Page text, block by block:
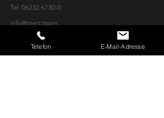
Tel. 06232 6730-0
info@merz.team
GESCHÄFTSZEITEN
Telefon E-Mail-Adresse